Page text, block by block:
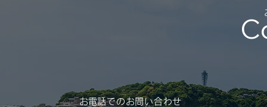
（神奈川大
​お電話でのお問い合わせ